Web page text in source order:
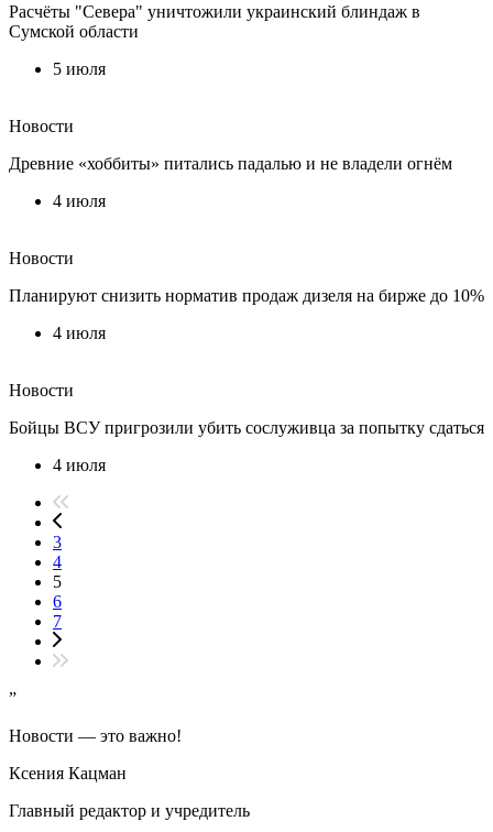
Расчёты "Севера" уничтожили украинский блиндаж в
Сумской области
5 июля
Новости
Древние «хоббиты» питались падалью и не владели огнём
4 июля
Новости
Планируют снизить норматив продаж дизеля на бирже до 10%
4 июля
Новости
Бойцы ВСУ пригрозили убить сослуживца за попытку сдаться
4 июля
3
4
5
6
7
”
Новости — это важно!
Ксения Кацман
Главный редактор и учредитель